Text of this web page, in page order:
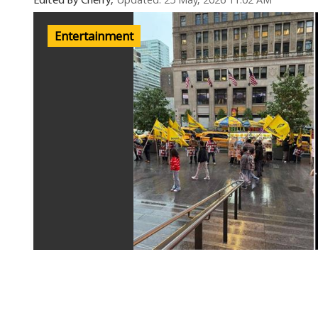
Entertainment